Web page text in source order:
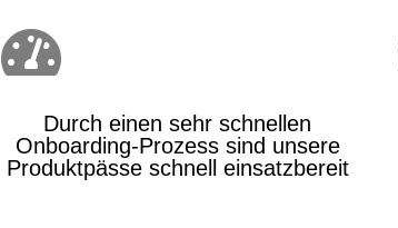

Durch einen sehr schnellen
Onboarding-Prozess sind unsere
Produktpässe schnell einsatzbereit